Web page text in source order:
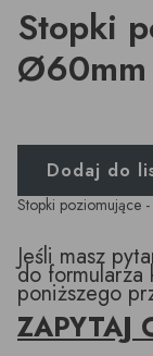
Stopki
Ø60mm
Dodaj do
Stopki poziomujące
Jeśli masz
do formularza
poniższego
ZAPYTAJ